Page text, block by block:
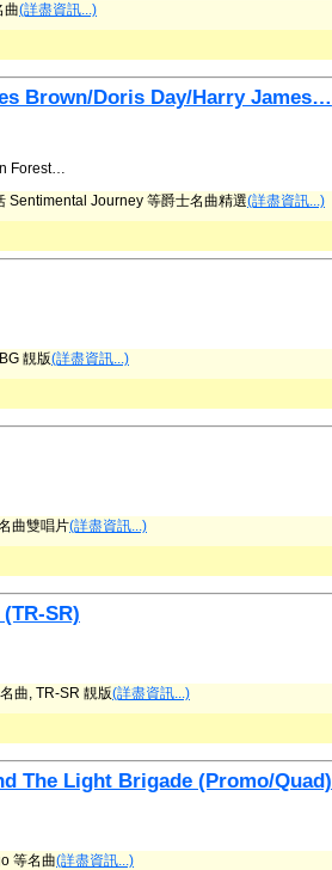
曲(詳盡資訊...)
Brown/Doris Day/Harry James…
Forest…
Sentimental Journey 等爵士名曲精選(詳盡資訊...)
靚版(詳盡資訊...)
曲雙唱片(詳盡資訊...)
SR)
曲, TR-SR 靚版(詳盡資訊...)
The Light Brigade (Promo/Quad)
等名曲(詳盡資訊...)